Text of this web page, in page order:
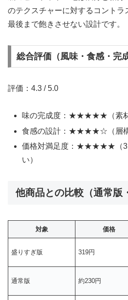
のテクスチャーに対するコントラ
最後まで飽きさせない設計です。
総合評価（風味・食感・完
評価：4.3 / 5.0
味の完成度：★★★★★（素材
食感の設計：★★★★☆（層構
価格対満足度：★★★★★（
い）
他商品との比較（通常版
対象 価格
盛りすぎ版 319円
通常版 約230円